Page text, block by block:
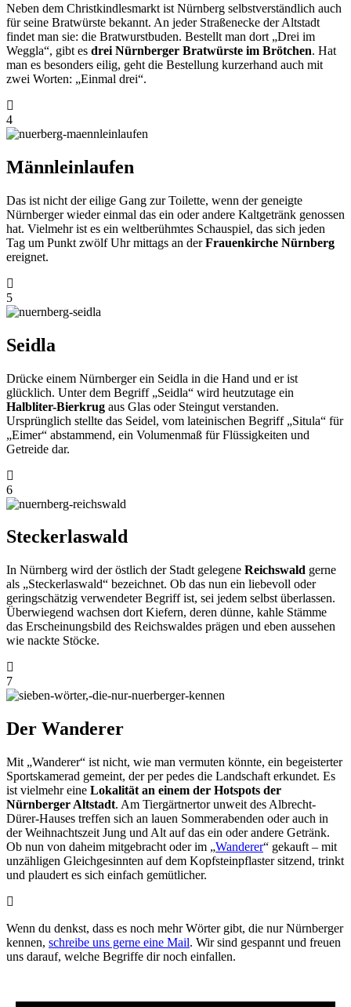
Neben dem Christkindlesmarkt ist Nürnberg selbstverständlich auch
für seine Bratwürste bekannt. An jeder Straßenecke der Altstadt
findet man sie: die Bratwurstbuden. Bestellt man dort „Drei im
Weggla“, gibt es drei Nürnberger Bratwürste im Brötchen. Hat
man es besonders eilig, geht die Bestellung kurzerhand auch mit
zwei Worten: „Einmal drei“.
4
Männleinlaufen
Das ist nicht der eilige Gang zur Toilette, wenn der geneigte
Nürnberger wieder einmal das ein oder andere Kaltgetränk genossen
hat. Vielmehr ist es ein weltberühmtes Schauspiel, das sich jeden
Tag um Punkt zwölf Uhr mittags an derFrauenkirche Nürnberg
ereignet.
5
Seidla
Drücke einem Nürnberger ein Seidla in die Hand und er ist
glücklich. Unter dem Begriff „Seidla“ wird heutzutage ein
Halbliter-Bierkrug aus Glas oder Steingut verstanden.
Ursprünglich stellte das Seidel, vom lateinischen Begriff „Situla“ für
„Eimer“ abstammend, ein Volumenmaß für Flüssigkeiten und
Getreide dar.
6
Steckerlaswald
In Nürnberg wird der östlich der Stadt gelegene Reichswald gerne
als „Steckerlaswald“ bezeichnet. Ob das nun ein liebevoll oder
geringschätzig verwendeter Begriff ist, sei jedem selbst überlassen.
Überwiegend wachsen dort Kiefern, deren dünne, kahle Stämme
das Erscheinungsbild des Reichswaldes prägen und eben aussehen
wie nackte Stöcke.
7
Der Wanderer
Mit „Wanderer“ ist nicht, wie man vermuten könnte, ein begeisterter
Sportskamerad gemeint, der per pedes die Landschaft erkundet. Es
ist vielmehr eine Lokalität an einem der Hotspots der
Nürnberger Altstadt. Am Tiergärtnertor unweit des Albrecht-
Dürer-Hauses treffen sich an lauen Sommerabenden oder auch in
der Weihnachtszeit Jung und Alt auf das ein oder andere Getränk.
Ob nun von daheim mitgebracht oder im „Wanderer“ gekauft – mit
unzähligen Gleichgesinnten auf dem Kopfsteinpflaster sitzend, trinkt
und plaudert es sich einfach gemütlicher.
Wenn du denkst, dass es noch mehr Wörter gibt, die nur Nürnberger
kennen, schreibe uns gerne eine Mail. Wir sind gespannt und freuen
uns darauf, welche Begriffe dir noch einfallen.